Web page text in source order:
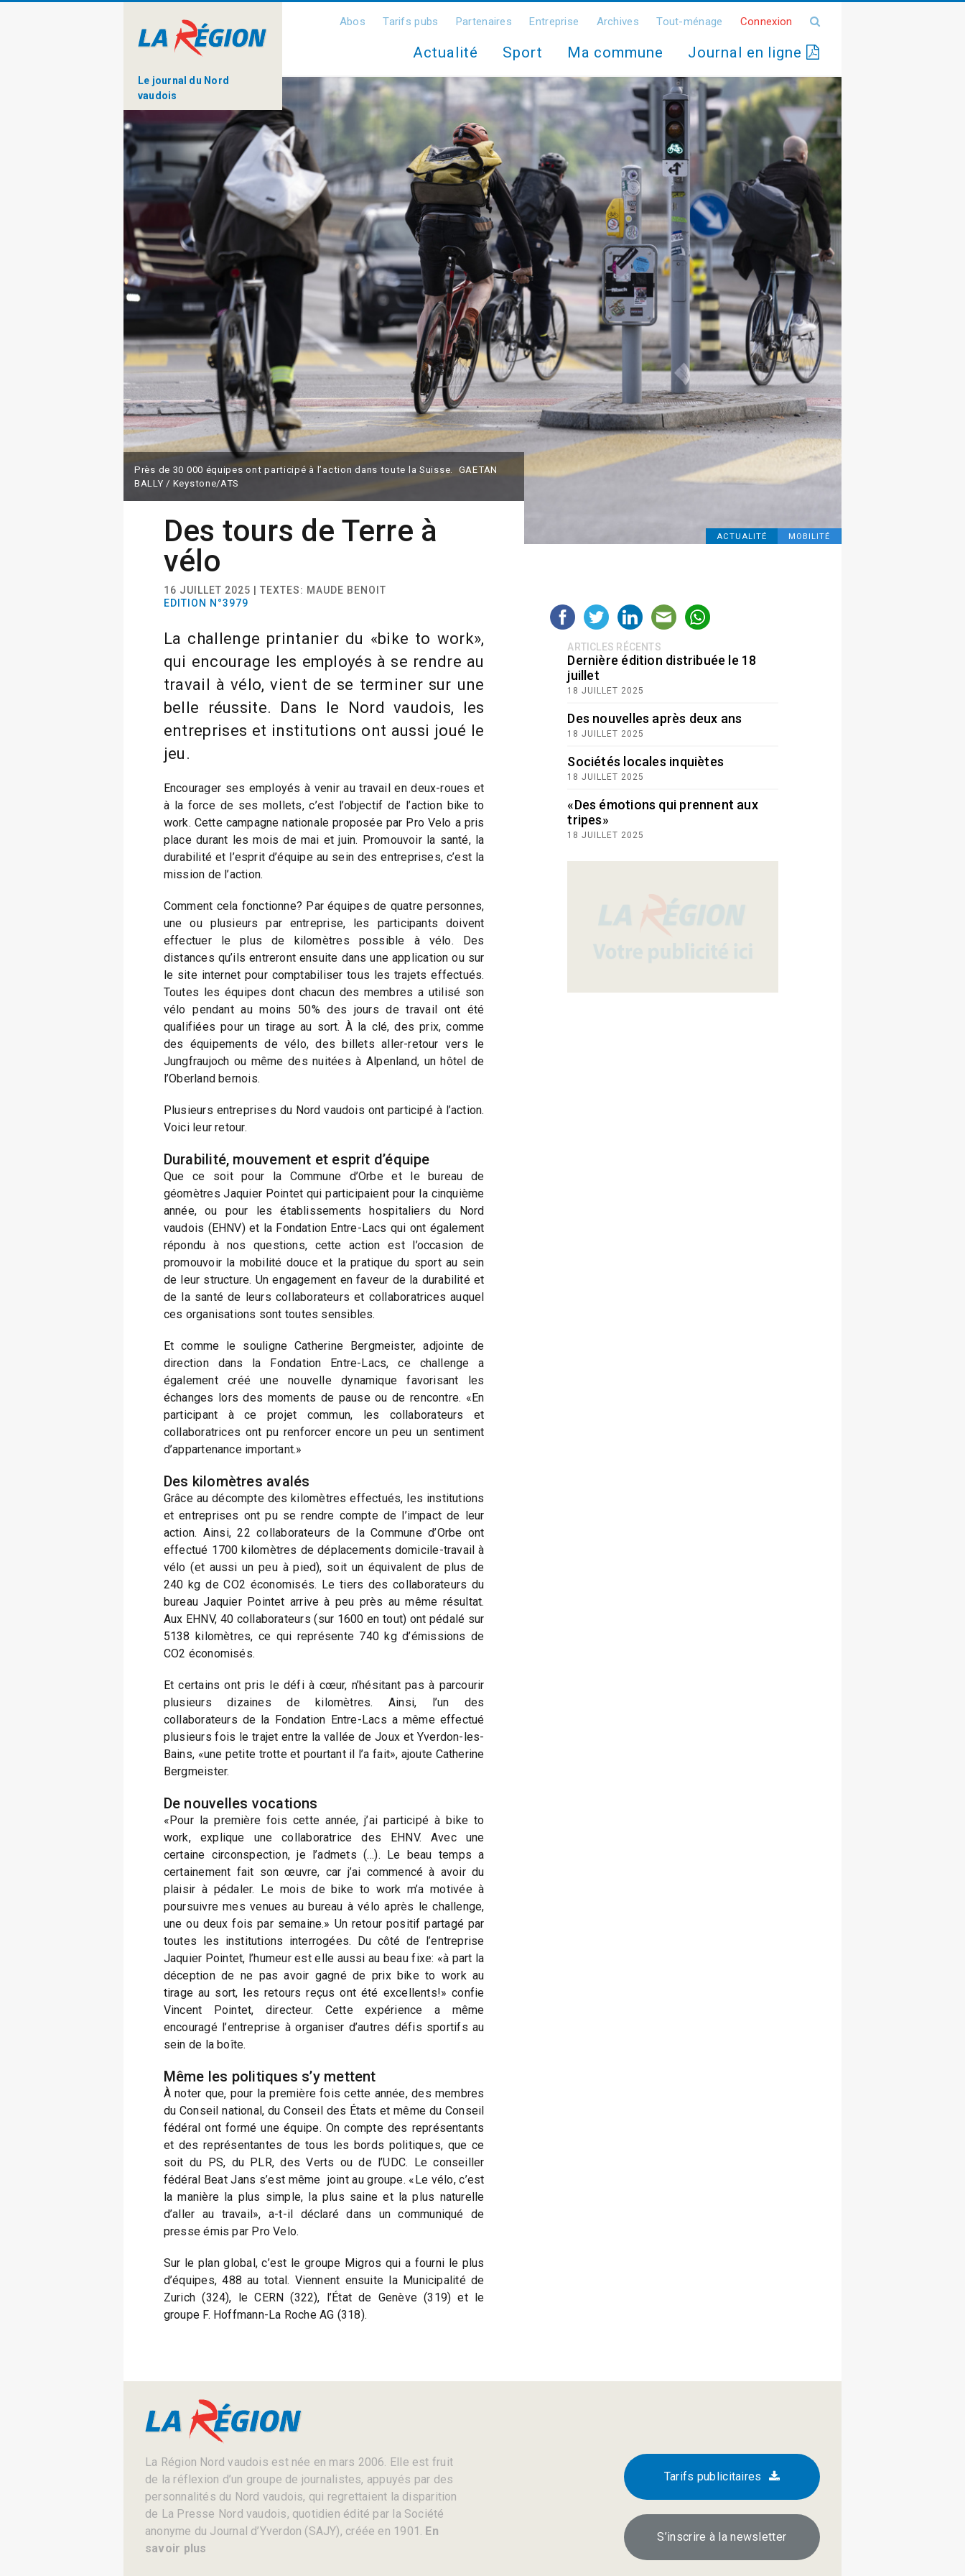
Le journal du Nord
vaudois
Abos Tarifs pubs Partenaires Entreprise Archives Tout-ménage Connexion
Actualité Sport Ma commune Journal en ligne
ACTUALITÉ MOBILITÉ
Près de 30 000 équipes ont participé à l’action dans toute la Suisse. GAETAN
BALLY / Keystone/ATS
Des tours de Terre à
vélo
16 JUILLET 2025 | TEXTES: MAUDE BENOIT
EDITION N°3979
La challenge printanier du «bike to work»,
qui encourage les employés à se rendre au
travail à vélo, vient de se terminer sur une
belle réussite. Dans le Nord vaudois, les
entreprises et institutions ont aussi joué le
jeu.
Encourager ses employés à venir au travail en deux-roues et
à la force de ses mollets, c’est l’objectif de l’action bike to
work. Cette campagne nationale proposée par Pro Velo a pris
place durant les mois de mai et juin. Promouvoir la santé, la
durabilité et l’esprit d’équipe au sein des entreprises, c’est la
mission de l’action.
Comment cela fonctionne? Par équipes de quatre personnes,
une ou plusieurs par entreprise, les participants doivent
effectuer le plus de kilomètres possible à vélo. Des
distances qu’ils entreront ensuite dans une application ou sur
le site internet pour comptabiliser tous les trajets effectués.
Toutes les équipes dont chacun des membres a utilisé son
vélo pendant au moins 50% des jours de travail ont été
qualifiées pour un tirage au sort. À la clé, des prix, comme
des équipements de vélo, des billets aller-retour vers le
Jungfraujoch ou même des nuitées à Alpenland, un hôtel de
l’Oberland bernois.
Plusieurs entreprises du Nord vaudois ont participé à l’action.
Voici leur retour.
Durabilité, mouvement et esprit d’équipe
Que ce soit pour la Commune d’Orbe et le bureau de
géomètres Jaquier Pointet qui participaient pour la cinquième
année, ou pour les établissements hospitaliers du Nord
vaudois (EHNV) et la Fondation Entre-Lacs qui ont également
répondu à nos questions, cette action est l’occasion de
promouvoir la mobilité douce et la pratique du sport au sein
de leur structure. Un engagement en faveur de la durabilité et
de la santé de leurs collaborateurs et collaboratrices auquel
ces organisations sont toutes sensibles.
Et comme le souligne Catherine Bergmeister, adjointe de
direction dans la Fondation Entre-Lacs, ce challenge a
également créé une nouvelle dynamique favorisant les
échanges lors des moments de pause ou de rencontre. «En
participant à ce projet commun, les collaborateurs et
collaboratrices ont pu renforcer encore un peu un sentiment
d’appartenance important.»
Des kilomètres avalés
Grâce au décompte des kilomètres effectués, les institutions
et entreprises ont pu se rendre compte de l’impact de leur
action. Ainsi, 22 collaborateurs de la Commune d’Orbe ont
effectué 1700 kilomètres de déplacements domicile-travail à
vélo (et aussi un peu à pied), soit un équivalent de plus de
240 kg de CO2 économisés. Le tiers des collaborateurs du
bureau Jaquier Pointet arrive à peu près au même résultat.
Aux EHNV, 40 collaborateurs (sur 1600 en tout) ont pédalé sur
5138 kilomètres, ce qui représente 740 kg d’émissions de
CO2 économisés.
Et certains ont pris le défi à cœur, n’hésitant pas à parcourir
plusieurs dizaines de kilomètres. Ainsi, l’un des
collaborateurs de la Fondation Entre-Lacs a même effectué
plusieurs fois le trajet entre la vallée de Joux et Yverdon-les-
Bains, «une petite trotte et pourtant il l’a fait», ajoute Catherine
Bergmeister.
De nouvelles vocations
«Pour la première fois cette année, j’ai participé à bike to
work, explique une collaboratrice des EHNV. Avec une
certaine circonspection, je l’admets (…). Le beau temps a
certainement fait son œuvre, car j’ai commencé à avoir du
plaisir à pédaler. Le mois de bike to work m’a motivée à
poursuivre mes venues au bureau à vélo après le challenge,
une ou deux fois par semaine.» Un retour positif partagé par
toutes les institutions interrogées. Du côté de l’entreprise
Jaquier Pointet, l’humeur est elle aussi au beau fixe: «à part la
déception de ne pas avoir gagné de prix bike to work au
tirage au sort, les retours reçus ont été excellents!» confie
Vincent Pointet, directeur. Cette expérience a même
encouragé l’entreprise à organiser d’autres défis sportifs au
sein de la boîte.
Même les politiques s’y mettent
À noter que, pour la première fois cette année, des membres
du Conseil national, du Conseil des États et même du Conseil
fédéral ont formé une équipe. On compte des représentants
et des représentantes de tous les bords politiques, que ce
soit du PS, du PLR, des Verts ou de l’UDC. Le conseiller
fédéral Beat Jans s’est même joint au groupe. «Le vélo, c’est
la manière la plus simple, la plus saine et la plus naturelle
d’aller au travail», a-t-il déclaré dans un communiqué de
presse émis par Pro Velo.
Sur le plan global, c’est le groupe Migros qui a fourni le plus
d’équipes, 488 au total. Viennent ensuite la Municipalité de
Zurich (324), le CERN (322), l’État de Genève (319) et le
groupe F. Hoffmann-La Roche AG (318).
ARTICLES RÉCENTS
Dernière édition distribuée le 18
juillet
18 JUILLET 2025
Des nouvelles après deux ans
18 JUILLET 2025
Sociétés locales inquiètes
18 JUILLET 2025
«Des émotions qui prennent aux
tripes»
18 JUILLET 2025
La Région Nord vaudois est née en mars 2006. Elle est fruit
de la réflexion d’un groupe de journalistes, appuyés par des
personnalités du Nord vaudois, qui regrettaient la disparition
de La Presse Nord vaudois, quotidien édité par la Société
anonyme du Journal d’Yverdon (SAJY), créée en 1901. En
savoir plus
Tarifs publicitaires
S’inscrire à la newsletter